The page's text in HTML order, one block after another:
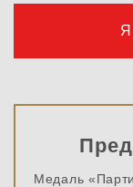
Я
Медаль